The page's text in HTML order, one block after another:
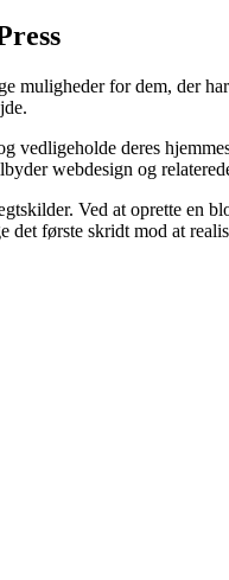
muligheder for dem, der
deres
webdesign og
Ved at oprette en
det første skridt mod at